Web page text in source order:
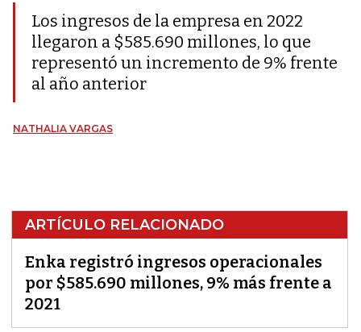
Los ingresos de la empresa en 2022
llegaron a $585.690 millones, lo que
representó un incremento de 9% frente
al año anterior
NATHALIA VARGAS
ARTÍCULO RELACIONADO
Enka registró ingresos operacionales
por $585.690 millones, 9% más frente a
2021